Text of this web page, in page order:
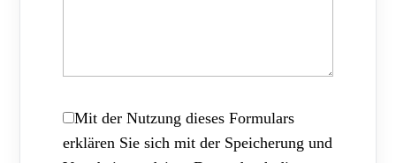
Mit der Nutzung dieses Formulars
erklären Sie sich mit der Speicherung und